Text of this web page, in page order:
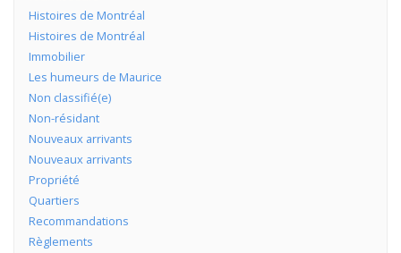
Histoires de Montréal
Histoires de Montréal
Immobilier
Les humeurs de Maurice
Non classifié(e)
Non-résidant
Nouveaux arrivants
Nouveaux arrivants
Propriété
Quartiers
Recommandations
Règlements